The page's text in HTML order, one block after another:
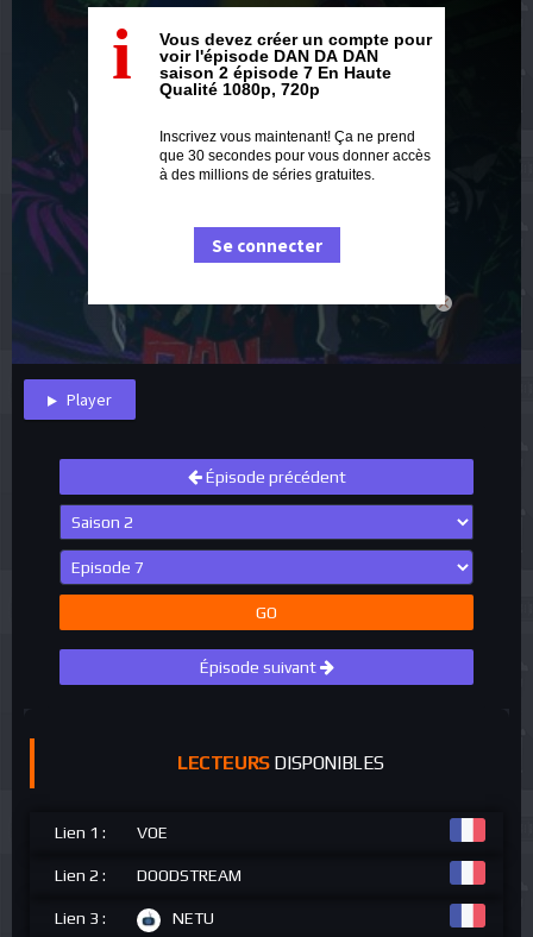
close
i
Vous devez créer un compte pour
voir l'épisode DAN DA DAN
saison 2 épisode 7 En Haute
Qualité 1080p, 720p
Inscrivez vous maintenant! Ça ne prend
que 30 secondes pour vous donner accès
à des millions de séries gratuites.
Se connecter
Player
Épisode précédent
GO
Épisode suivant
LECTEURSDISPONIBLES
Lien 1 : VOE
Lien 2 : DOODSTREAM
Lien 3 : NETU